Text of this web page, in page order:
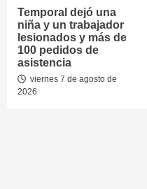
Temporal dejó una
niña y un trabajador
lesionados y más de
100 pedidos de
asistencia
viernes 7 de agosto de
2026